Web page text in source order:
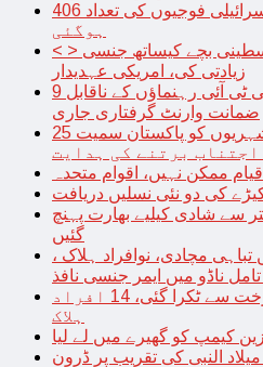
غزہ کے آپریشن میں ہلاک اسرائیلی فوجیوں کی تعداد 406
ہوگئی
< > اسرائیلی فوج نے جیل میں فلسطینی بچے کیساتھ جنسی
زیادتی کی، امریکی عہدیدار
9 مئی جلاؤگھیراؤ کیس: 8 پی ٹی آئی رہنماؤں کے ناقابل
ضمانت وارنٹ گرفتاری جاری
سعودی عرب کی اپنے شہریوں کو پاکستان سمیت 25
اجتناب برتنے کی ہدایت
ممکن نہیں، اقوام متحدہ
کی دو نئی نسلیں دریافت
سے شادی کیلیے بھارت پہنچ
گئیں
مچادی، نوافراد ہلاک ،
تامل ناڈو میں ایمر جنسی نافذ
تھائی لینڈ میں ڈبل ڈیکر بس درخت سے ٹکرا گئی، 14 افراد
ہلاک
کیمپ کو گھیرے میں لے لیا
النبی کی تقریب پر ڈرون